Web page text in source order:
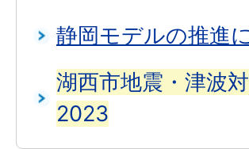
静岡モデルの推進
湖西市地震・津波
2023